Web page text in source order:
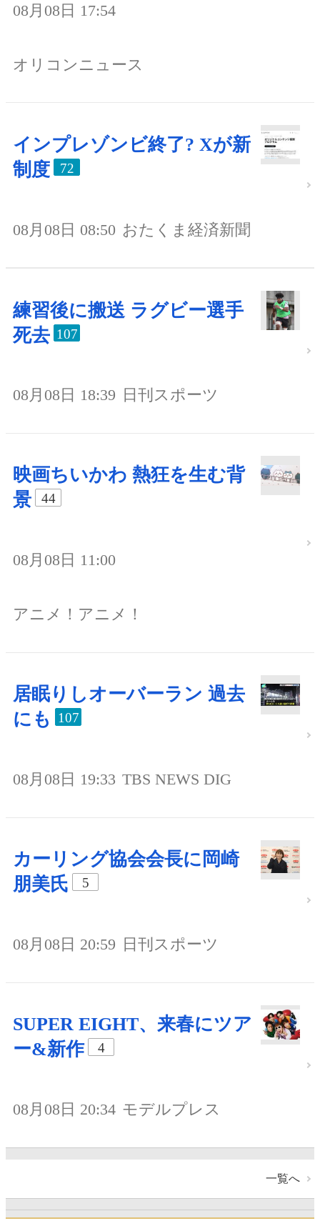
08月08日 17:54
オリコンニュース
インプレゾンビ終了? Xが新
制度
72
08月08日 08:50 おたくま経済新聞
練習後に搬送 ラグビー選手
死去 107
08月08日 18:39 日刊スポーツ
映画ちいかわ 熱狂を生む背
景
44
08月08日 11:00
アニメ！アニメ！
居眠りしオーバーラン 過去
にも
107
08月08日 19:33 TBS NEWS DIG
カーリング協会会長に岡崎
朋美氏
5
08月08日 20:59 日刊スポーツ
SUPER EIGHT、来春にツア
ー&新作
4
08月08日 20:34 モデルプレス
一覧へ